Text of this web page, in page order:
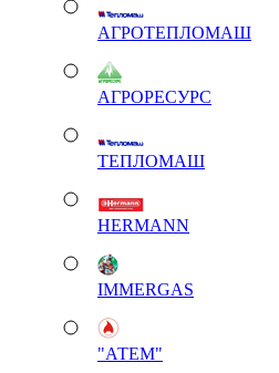
АГРОТЕПЛОМАШ
АГРОРЕСУРС
ТЕПЛОМАШ
HERMANN
IMMERGAS
"АТЕМ"